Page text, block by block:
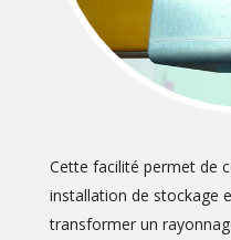
Cette facilité permet de
installation de stockage
transformer un